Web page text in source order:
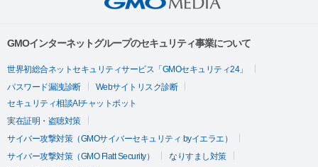
GMOインターネットグループのセキュリティ事業について
世界初総合ネットセキュリティサービス「GMOセキュリティ24」
パスワード漏洩診断
Webサイトリスク診断
セキュリティ相談AIチャットボット
実在証明・盗聴対策
サイバー攻撃対策（GMOサイバーセキュリティ byイエラエ）
サイバー攻撃対策（GMO Flatt Security）
なりすまし対策